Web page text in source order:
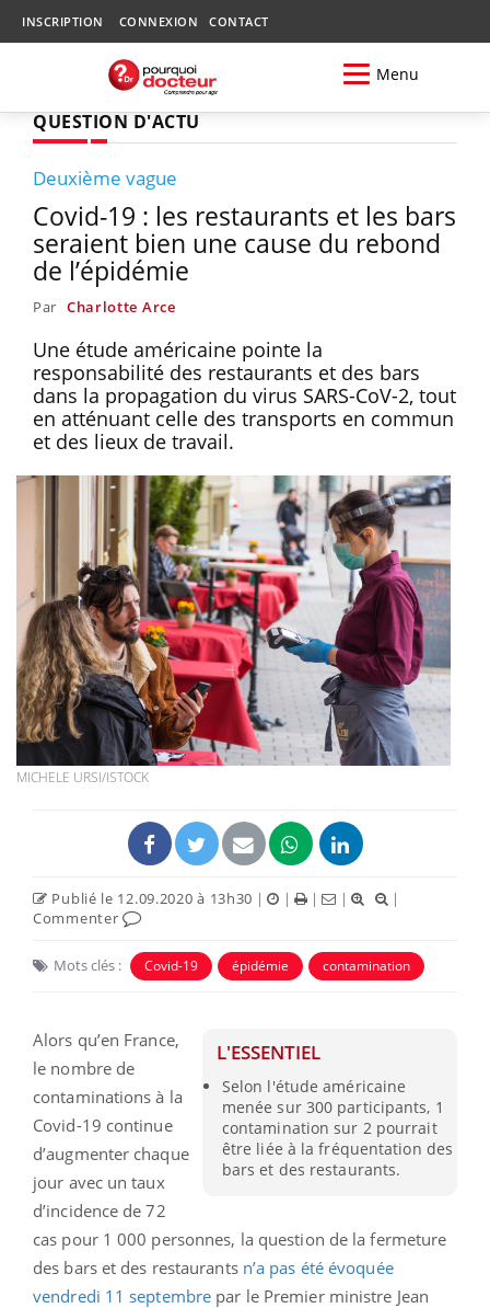
INSCRIPTION CONNEXION CONTACT
Menu
QUESTION D'ACTU
Deuxième vague
Covid-19 : les restaurants et les bars
seraient bien une cause du rebond
de l’épidémie
Par Charlotte Arce
Une étude américaine pointe la
responsabilité des restaurants et des bars
dans la propagation du virus SARS-CoV-2, tout
en atténuant celle des transports en commun
et des lieux de travail.
MICHELE URSI/ISTOCK
Publié le 12.09.2020 à 13h30 | | | |
|
Commenter
Mots clés : Covid-19 épidémie contamination
L'ESSENTIEL
Selon l'étude américaine
menée sur 300 participants, 1
contamination sur 2 pourrait
être liée à la fréquentation des
bars et des restaurants.
Alors qu’en France,
le nombre de
contaminations à la
Covid-19 continue
d’augmenter chaque
jour avec un taux
d’incidence de 72
cas pour 1 000 personnes, la question de la fermeture
des bars et des restaurants n’a pas été évoquée
vendredi 11 septembre par le Premier ministre Jean